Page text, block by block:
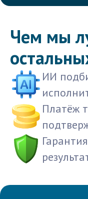
Чем мы
ИИ
Платёж